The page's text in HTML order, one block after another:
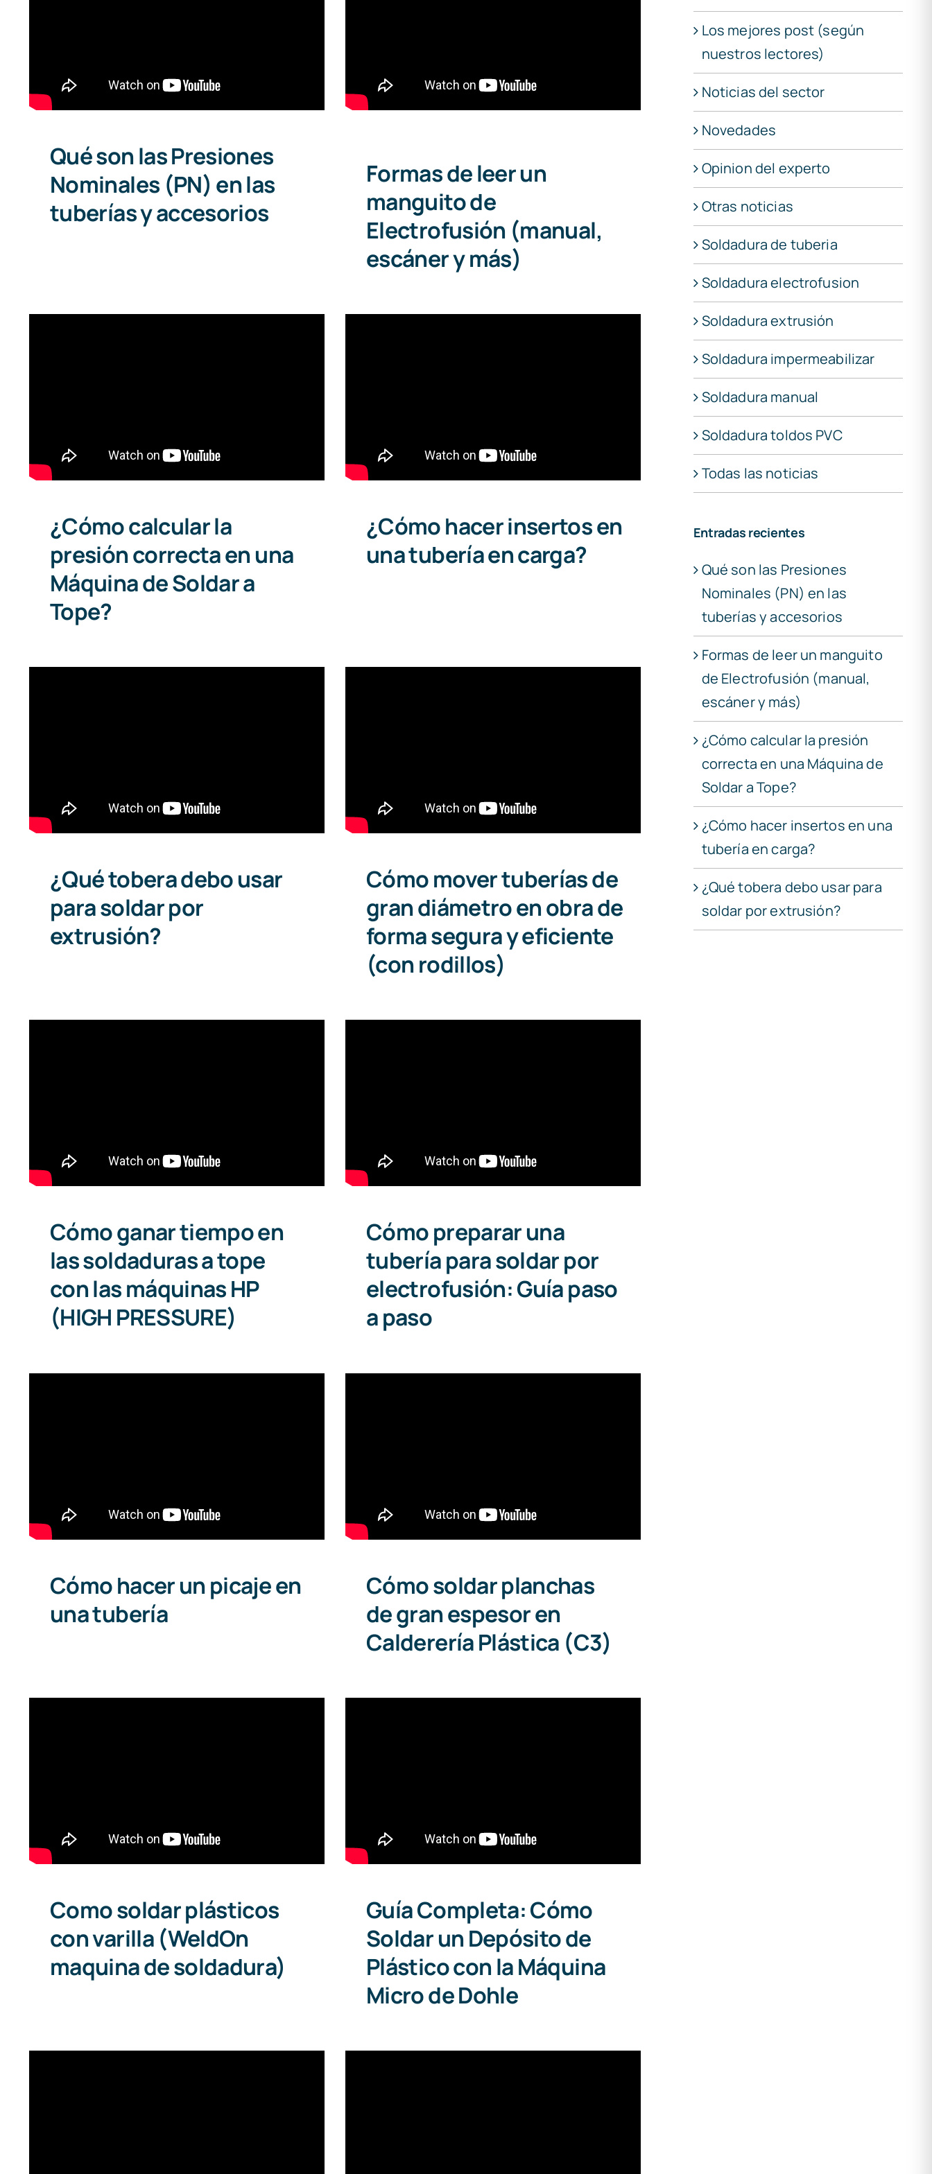
Qué son las Presiones
Nominales (PN) en las
tuberías y accesorios
Formas de leer un
manguito de
Electrofusión (manual,
escáner y más)
¿Cómo calcular la
presión correcta en una
Máquina de Soldar a
Tope?
¿Cómo hacer insertos en
una tubería en carga?
¿Qué tobera debo usar
para soldar por
extrusión?
Cómo mover tuberías de
gran diámetro en obra de
forma segura y eficiente
(con rodillos)
Cómo ganar tiempo en
las soldaduras a tope
con las máquinas HP
(HIGH PRESSURE)
Cómo preparar una
tubería para soldar por
electrofusión: Guía paso
a paso
Cómo hacer un picaje en
una tubería
Cómo soldar planchas
de gran espesor en
Calderería Plástica (C3)
Como soldar plásticos
con varilla (WeldOn
maquina de soldadura)
Guía Completa: Cómo
Soldar un Depósito de
Plástico con la Máquina
Micro de Dohle
Los mejores post (según
nuestros lectores)
Noticias del sector
Novedades
Opinion del experto
Otras noticias
Soldadura de tuberia
Soldadura electrofusion
Soldadura extrusión
Soldadura impermeabilizar
Soldadura manual
Soldadura toldos PVC
Todas las noticias
Entradas recientes
Qué son las Presiones
Nominales (PN) en las
tuberías y accesorios
Formas de leer un manguito
de Electrofusión (manual,
escáner y más)
¿Cómo calcular la presión
correcta en una Máquina de
Soldar a Tope?
¿Cómo hacer insertos en una
tubería en carga?
¿Qué tobera debo usar para
soldar por extrusión?